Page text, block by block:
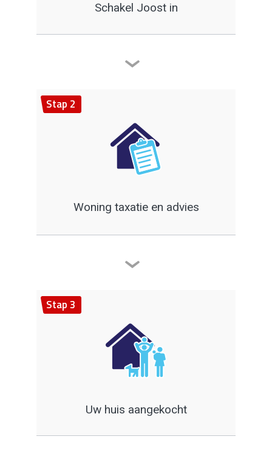
Schakel Joost in
Stap 2
Woning taxatie en advies
Stap 3
Uw huis aangekocht